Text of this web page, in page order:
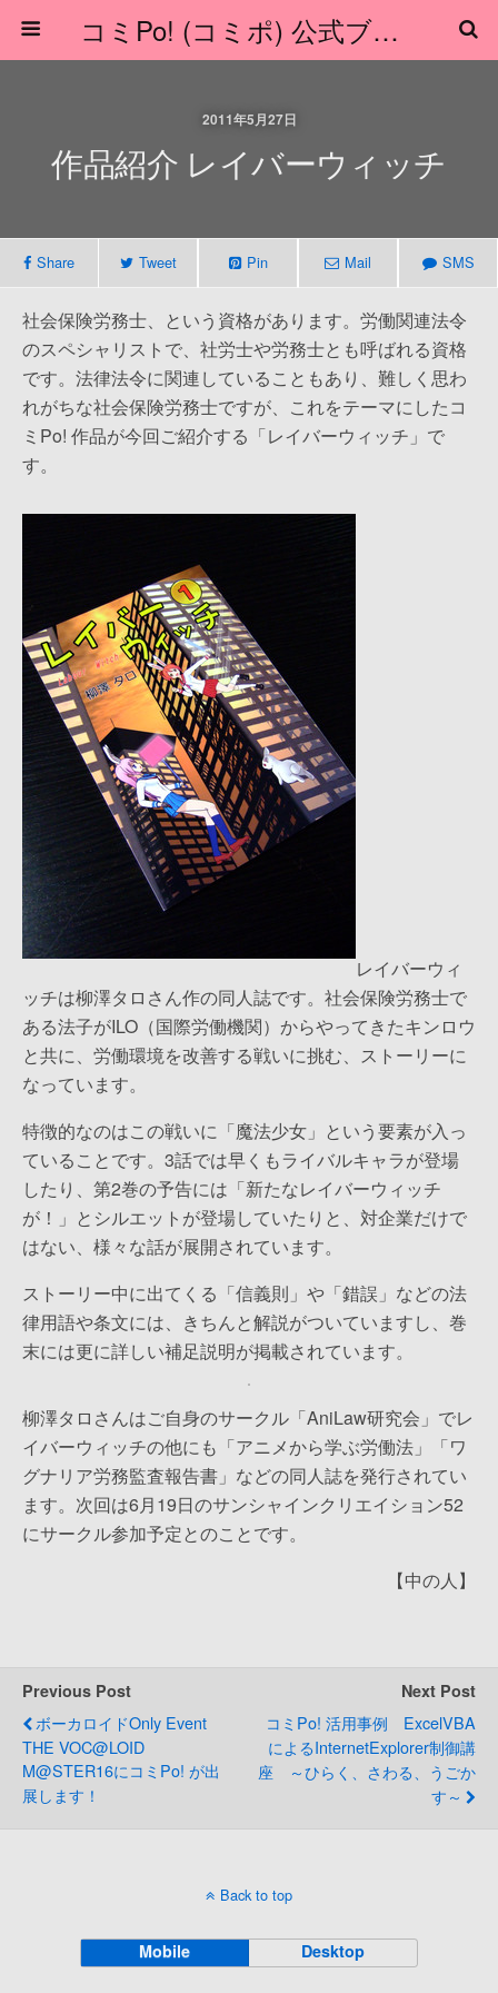
コミPo! (コミポ) 公式ブログ
2011年5月27日
作品紹介 レイバーウィッチ
Share Tweet Pin Mail SMS
社会保険労務士、という資格があります。労働関連法令
のスペシャリストで、社労士や労務士とも呼ばれる資格
です。法律法令に関連していることもあり、難しく思わ
れがちな社会保険労務士ですが、これをテーマにしたコ
ミPo! 作品が今回ご紹介する「レイバーウィッチ」で
す。
レイバーウィ
ッチは柳澤タロさん作の同人誌です。社会保険労務士で
ある法子がILO（国際労働機関）からやってきたキンロウ
と共に、労働環境を改善する戦いに挑む、ストーリーに
なっています。
特徴的なのはこの戦いに「魔法少女」という要素が入っ
ていることです。3話では早くもライバルキャラが登場
したり、第2巻の予告には「新たなレイバーウィッチ
が！」とシルエットが登場していたりと、対企業だけで
はない、様々な話が展開されています。
ストーリー中に出てくる「信義則」や「錯誤」などの法
律用語や条文には、きちんと解説がついていますし、巻
末には更に詳しい補足説明が掲載されています。
柳澤タロさんはご自身のサークル「AniLaw研究会」でレ
イバーウィッチの他にも「アニメから学ぶ労働法」「ワ
グナリア労務監査報告書」などの同人誌を発行されてい
ます。次回は6月19日のサンシャインクリエイション52
にサークル参加予定とのことです。
【中の人】
Previous Post
ボーカロイドonly Event
THE VOC@LOID
M@STER16にコミPo! が出
展します！
Next Post
コミPo! 活用事例 ExcelVBA
によるInternetExplorer制御講
座 ～ひらく、さわる、うごか
す～
Back to top
Mobile Desktop